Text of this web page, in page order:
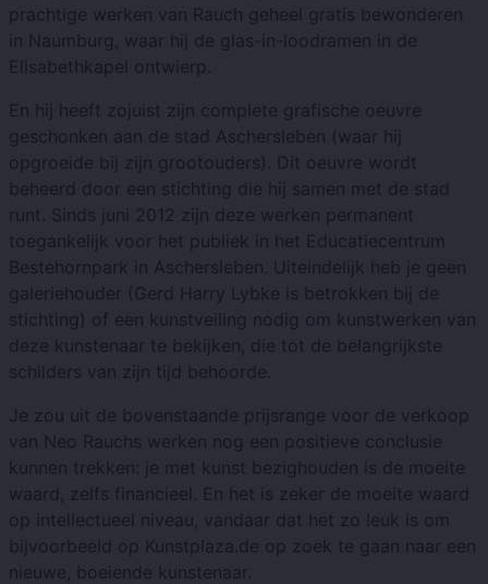
prachtige werken van Rauch geheel gratis bewonderen
in Naumburg, waar hij de glas-in-loodramen in de
Elisabethkapel ontwierp.
En hij heeft zojuist zijn complete grafische oeuvre
geschonken aan de stad Aschersleben (waar hij
opgroeide bij zijn grootouders). Dit oeuvre wordt
beheerd door een stichting die hij samen met de stad
runt. Sinds juni 2012 zijn deze werken permanent
toegankelijk voor het publiek in het Educatiecentrum
Bestehornpark in Aschersleben. Uiteindelijk heb je geen
galeriehouder (Gerd Harry Lybke is betrokken bij de
stichting) of een kunstveiling nodig om kunstwerken van
deze kunstenaar te bekijken, die tot de belangrijkste
schilders van zijn tijd behoorde.
Je zou uit de bovenstaande prijsrange voor de verkoop
van Neo Rauchs werken nog een positieve conclusie
kunnen trekken: je met kunst bezighouden is de moeite
waard, zelfs financieel. En het is zeker de moeite waard
op intellectueel niveau, vandaar dat het zo leuk is om
bijvoorbeeld op Kunstplaza.de op zoek te gaan naar een
nieuwe, boeiende kunstenaar.